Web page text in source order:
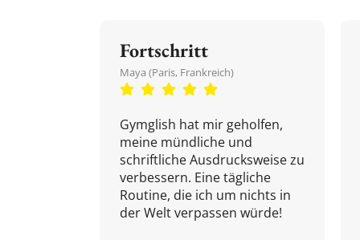
Fortschritt
Maya (Paris, Frankreich)
Gymglish hat mir geholfen,
meine mündliche und
schriftliche Ausdrucksweise zu
verbessern. Eine tägliche
Routine, die ich um nichts in
der Welt verpassen würde!